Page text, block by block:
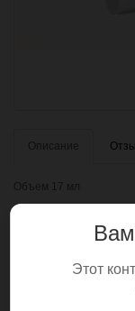
Описание
Духи
Этот